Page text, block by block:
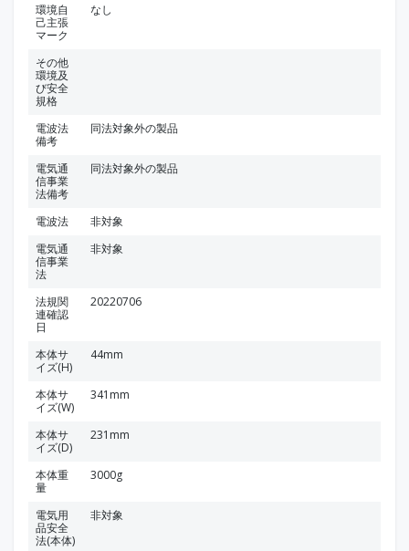
環境自
己主張
マーク
なし
その他
環境及
び安全
規格
電波法
備考
同法対象外の製品
電気通
信事業
法備考
同法対象外の製品
電波法
非対象
電気通
信事業
法
非対象
法規関
連確認
日
20220706
本体サ
イズ(H)
44mm
本体サ
イズ(W)
341mm
本体サ
イズ(D)
231mm
本体重
量
3000g
電気用
品安全
法(本体)
非対象